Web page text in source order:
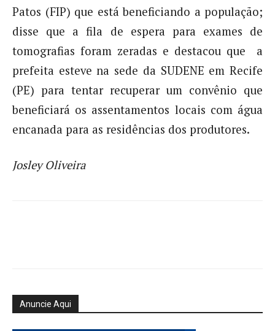
Patos (FIP) que está beneficiando a população;
disse que a fila de espera para exames de
tomografias foram zeradas e destacou que a
prefeita esteve na sede da SUDENE em Recife
(PE) para tentar recuperar um convênio que
beneficiará os assentamentos locais com água
encanada para as residências dos produtores.
Josley Oliveira
Anuncie Aqui